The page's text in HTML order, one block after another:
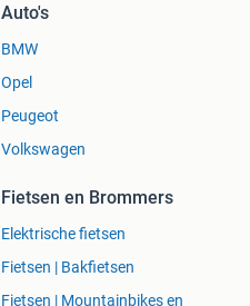
Auto's
BMW
Opel
Peugeot
Volkswagen
Fietsen en Brommers
Elektrische fietsen
Fietsen | Bakfietsen
Fietsen | Mountainbikes en